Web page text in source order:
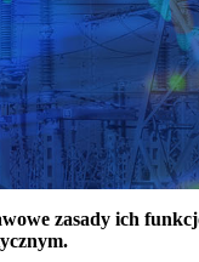
zasady ich